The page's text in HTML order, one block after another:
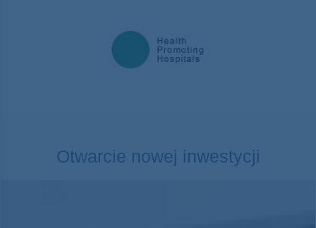
Otwarcie nowej inwestycji